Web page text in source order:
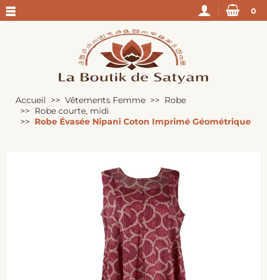
0
Accueil Vêtements Femme
Robe
Robe courte, midi
Robe Évasée Nipani Coton Imprimé Géométrique